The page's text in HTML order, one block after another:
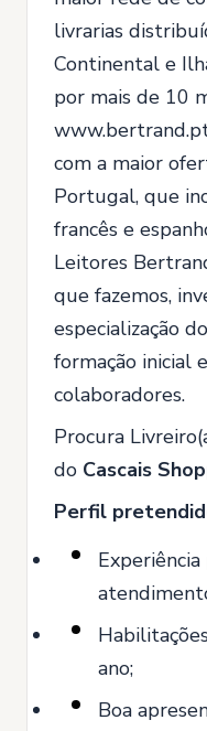
livrarias
Continental e
por mais de 10
com a maior
Portugal, que
francês e
Leitores
que fazemos,
especialização
formação inicial
colaboradores.
Procura
do Cascais
Perfil
ano;
Boa